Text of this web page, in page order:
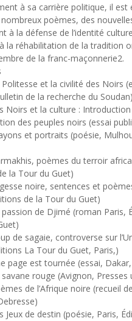
à sa carrière politique, il est
poèmes, des
à la défense de l’identité
la réhabilitation de la tradition
de la franc-maçonnerie2.
Politesse et la civilité des Noirs
de la recherche du Soudan)
Noirs et la culture :
des peuples noirs (essai
et portraits (poésie,
poèmes du terroir
la Tour du Guet)
noire, sentences et
de la Tour du Guet)
passion de Djimé (roman Paris,
de sagaie, controverse sur
La Tour du Guet, Paris,)
page est tournée (essai,
rouge (Avignon, Presses
de l’Afrique noire (recueil
Jeux de destin (poésie, Paris,